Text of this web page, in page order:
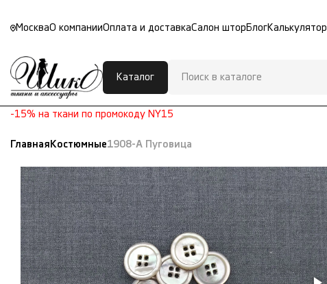
МоскваО компанииОплата и доставкаСалон штор БлогКалькулятор
Каталог
-15% на ткани по промокоду NY15
Главная Костюмные1908-А Пуговица